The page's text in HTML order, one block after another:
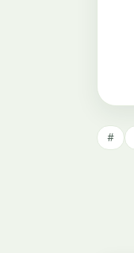
#